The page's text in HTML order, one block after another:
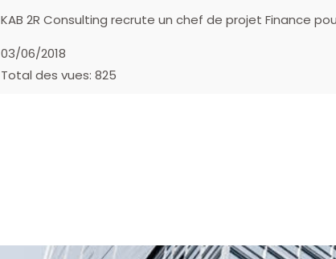
KAB 2R Consulting recrute un chef de projet Finance
03/06/2018
Total des vues: 825